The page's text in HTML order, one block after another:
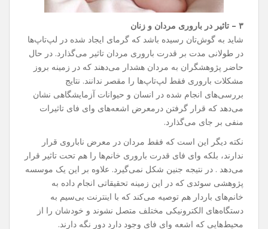
۳ – تاثیر در باروری مردان و زنان
شاید به گوش‌تان رسیده باشد که گرمای ایجاد شده در لپ‌تاپ‌ها
در طولانی مدت بر قدرت باروری مردان تاثیر می‌گذارد. در حال
حاضر پژوهشگران به مردان هشدار می‌دهند که در زمینه بروز
مشکلات باروری فقط لپ‌تاپ‌ها را مقصر ندانند. نتایج
بررسی‌های انجام شده در انسان و حیوانات آزمایشگاهی نشان
می‌دهد که قرار گرفتن درمعرض اشعه‌های وای فای تاثیرات
منفی بر جای می‌گذارد.
نکته دیگر این است که فقط مردان در معرض ناباروی قرار
ندارند، بلکه وای فای قدرت باروری خانم‌ها را هم تحت تاثیر قرار
می‌دهد . در نتیجه جنین شکل نمی‌گیرد. علاوه بر این یک موسسه
پژوهشی سوئدی که در این زمینه تحقیقاتی انجام داده به
خانم‌های باردار هم توصیه می‌کند که با اینترنت بی‌سیم به
دستگاه‌های الکترونیکی مختلف متصل نشوند و خودشان را از
محیط‌هایی که اشعه وای فای وجود دارد دور نگه دارند.